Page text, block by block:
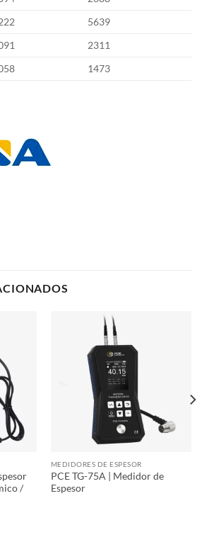
5639
2311
1473
/
MEDIDORES DE ESPESOR
PCE TG-75A | Medidor de
Espesor